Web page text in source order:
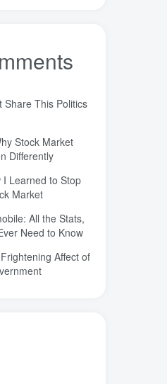
大国崛起(1)
君临 (1)
京大学(1)
乐愚分享(0)
(1) notion
Share This Politics
Stock Market
Differently
I Learned to Stop
Market
All the Stats,
Need to Know
Affect of